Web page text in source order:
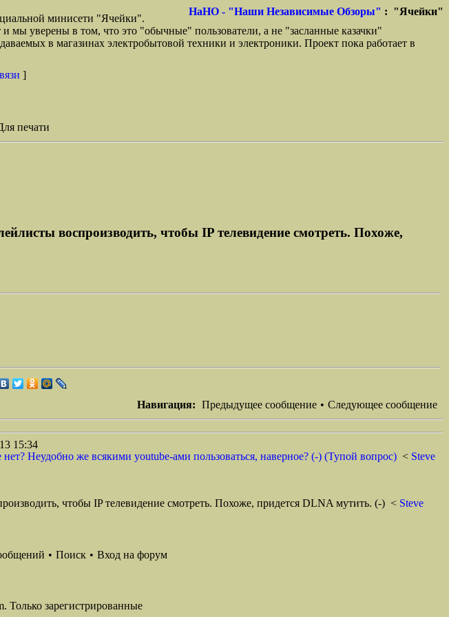
НaНО - "Наши Независимые Обзоры" : "Ячейки"
минисети "Ячейки".
мы уверены в том, что это "обычные" пользователи, а не "засланные казачки"
в магазинах электробытовой техники и электроники. Проект пока работает в
]
печати
воспроизводить, чтобы IP телевидение смотреть. Похоже,
Навигация: Предыдущее сообщение • Следующее сообщение
15:34
Неудобно же всякими youtube-ами пользоваться, наверное? (-) (Тупой вопрос) < Steve
чтобы IP телевидение смотреть. Похоже, придется DLNA мутить. (-) < Steve
• Поиск • Вход на форум
Только зарегистрированные